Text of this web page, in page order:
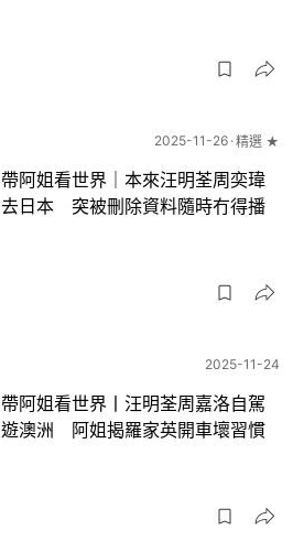
2025-11-26 精選 ★
帶阿姐看世界｜本來汪明荃周奕瑋
去日本 突被刪除資料隨時冇得播
2025-11-24
帶阿姐看世界丨汪明荃周嘉洛自駕
遊澳洲 阿姐揭羅家英開車壞習慣